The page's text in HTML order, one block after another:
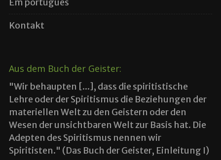
Kontakt
Aus dem Buch der Geister:
"Wir behaupten [...], dass die spiritistische
Lehre oder der Spiritismus die Beziehungen der
materiellen Welt zu den Geistern oder den
Wesen der unsichtbaren Welt zur Basis hat. Die
Adepten des Spiritismus nennen wir
Spiritisten." (Das Buch der Geister, Einleitung I)